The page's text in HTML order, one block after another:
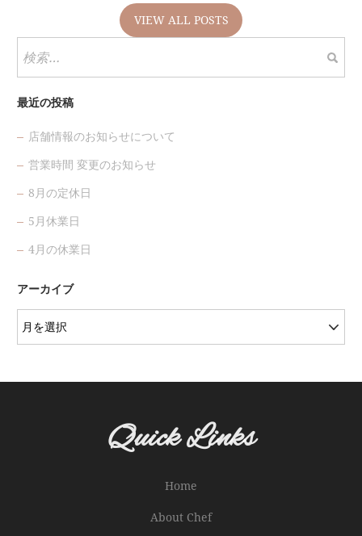
VIEW ALL POSTS
索:
最近の投稿
店舗情報のお知らせについて
営業時間 変更のお知らせ
8月の定休日
5月休業日
4月の休業日
アーカイブ
Quick Links
Home
About Chef